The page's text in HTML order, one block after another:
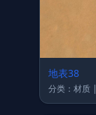
地表38